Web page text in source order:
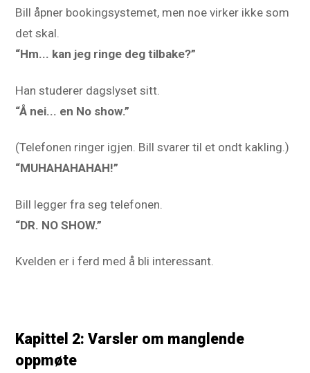
Bill åpner bookingsystemet, men noe virker ikke som
det skal.
“Hm... kan jeg ringe deg tilbake?”
Han studerer dagslyset sitt.
“Å nei... en No show.”
(Telefonen ringer igjen. Bill svarer til et ondt kakling.)
“MUHAHAHAHAH!”
Bill legger fra seg telefonen.
“DR. NO SHOW.”
Kvelden er i ferd med å bli interessant.
Kapittel 2: Varsler om manglende
oppmøte